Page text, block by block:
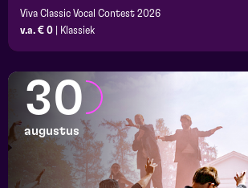
Viva Classic Vocal Contest 2026
v.a. € 0
Klassiek
30
augustus